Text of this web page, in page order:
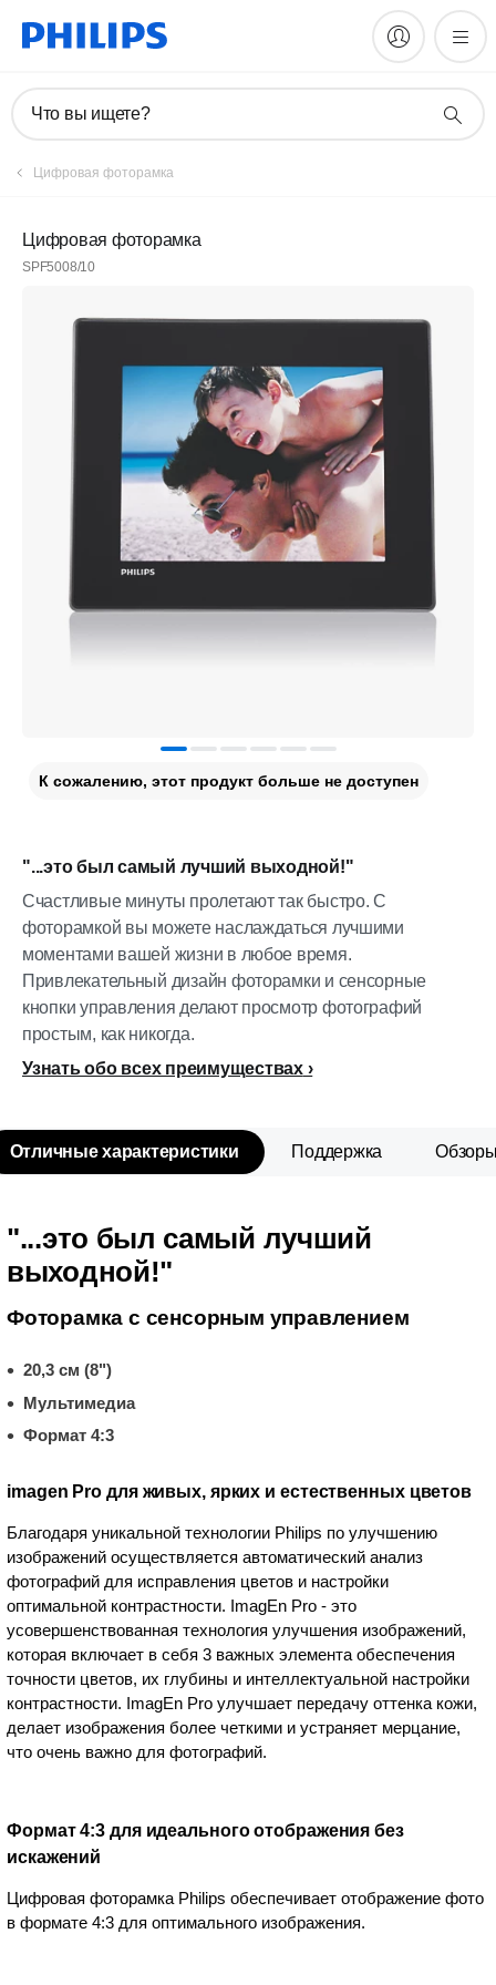
Что вы ищете?
Цифровая фоторамка
Цифровая фоторамка
SPF5008/10
"...это был самый лучший выходной!"
Счастливые минуты пролетают так быстро. С
фоторамкой вы можете наслаждаться лучшими
моментами вашей жизни в любое время.
Привлекательный дизайн фоторамки и сенсорные
кнопки управления делают просмотр фотографий
простым, как никогда.
Узнать обо всех преимуществах
К сожалению, этот продукт больше не доступен
Отличные характеристики Поддержка
"...это был самый лучший
выходной!"
Фоторамка с сенсорным управлением
20,3 см (8")
Мультимедиа
Формат 4:3
imagen Pro для живых, ярких и естественных цветов
Благодаря уникальной технологии Philips по улучшению
изображений осуществляется автоматический анализ
фотографий для исправления цветов и настройки
оптимальной контрастности. ImagEn Pro - это
усовершенствованная технология улучшения изображений,
которая включает в себя 3 важных элемента обеспечения
точности цветов, их глубины и интеллектуальной настройки
контрастности. ImagEn Pro улучшает передачу оттенка кожи,
делает изображения более четкими и устраняет мерцание,
что очень важно для фотографий.
Формат 4:3 для идеального отображения без
искажений
Цифровая фоторамка Philips обеспечивает отображение фото
в формате 4:3 для оптимального изображения.